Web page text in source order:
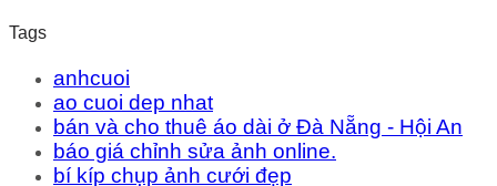
Tags
anhcuoi
ao cuoi dep nhat
bán và cho thuê áo dài ở Đà Nẵng - Hội An
báo giá chỉnh sửa ảnh online.
bí kíp chụp ảnh cưới đẹp